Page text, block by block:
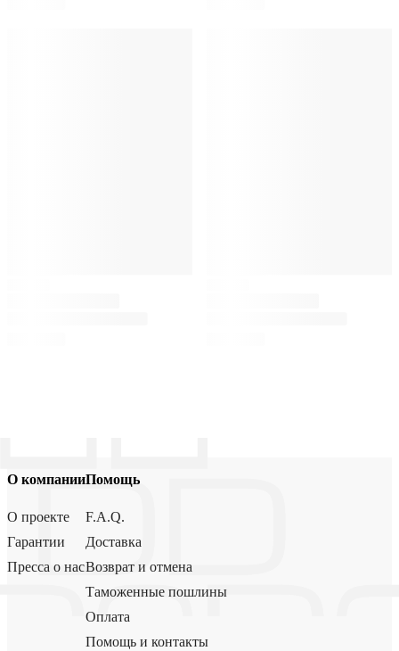
О компании
О проекте
Гарантии
Пресса о нас
Помощь
F.A.Q.
Доставка
Возврат и отмена
Таможенные пошлины
Оплата
Помощь и контакты